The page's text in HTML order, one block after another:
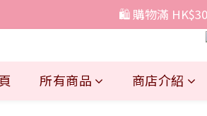
🛍️ 購物滿
所有商品 商店介紹